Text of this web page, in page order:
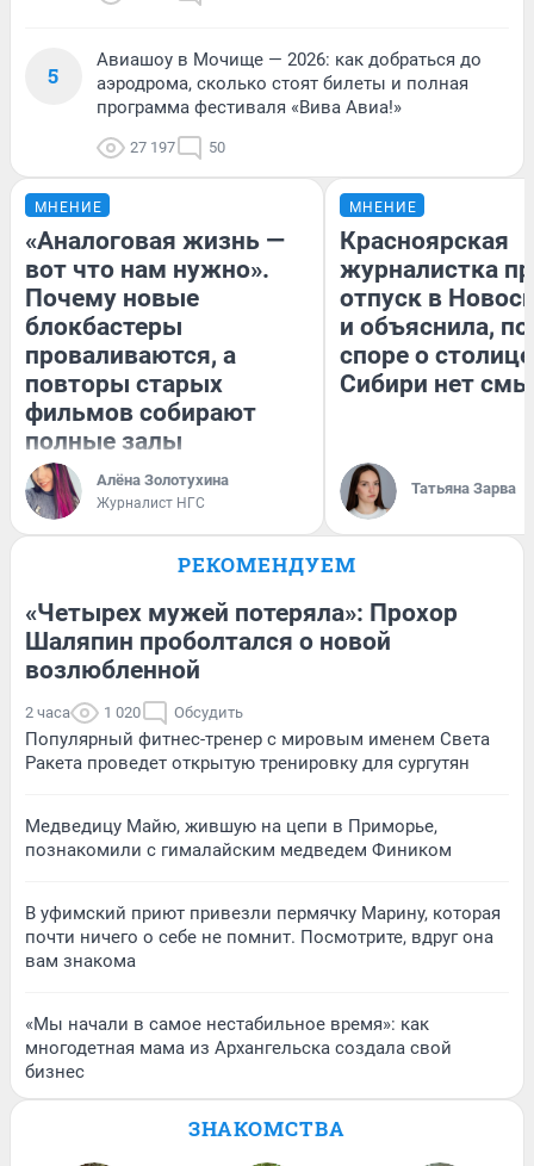
5
Авиашоу в Мочище — 2026: как добраться до
аэродрома, сколько стоят билеты и полная
программа фестиваля «Вива Авиа!»
27 197 50
МНЕНИЕ
«Аналоговая жизнь —
вот что нам нужно».
Почему новые
блокбастеры
проваливаются, а
повторы старых
фильмов собирают
полные залы
Алёна Золотухина
Журналист НГС
МНЕНИЕ
Красноярская
журналистка
отпуск в
и объяснила,
споре о столице
Сибири нет
Татьяна Зарва
РЕКОМЕНДУЕМ
«Четырех мужей потеряла»: Прохор
Шаляпин проболтался о новой
возлюбленной
2 часа 1 020 Обсудить
Популярный фитнес-тренер с мировым именем Света
Ракета проведет открытую тренировку для сургутян
Медведицу Майю, жившую на цепи в Приморье,
познакомили с гималайским медведем Фиником
В уфимский приют привезли пермячку Марину, которая
почти ничего о себе не помнит. Посмотрите, вдруг она
вам знакома
«Мы начали в самое нестабильное время»: как
многодетная мама из Архангельска создала свой
бизнес
ЗНАКОМСТВА